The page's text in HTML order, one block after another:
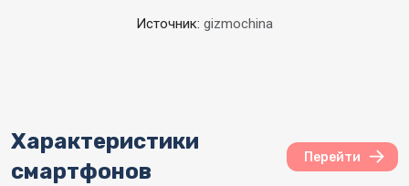
Источник: gizmochina
Характеристики
смартфонов
Перейти